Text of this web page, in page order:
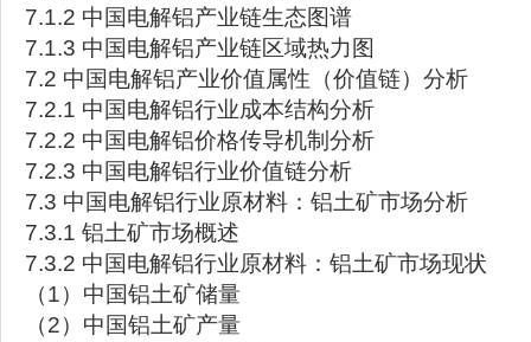
7.1.2 中国电解铝产业链生态图谱
7.1.3 中国电解铝产业链区域热力图
7.2 中国电解铝产业价值属性（价值链）分析
7.2.1 中国电解铝行业成本结构分析
7.2.2 中国电解铝价格传导机制分析
7.2.3 中国电解铝行业价值链分析
7.3 中国电解铝行业原材料：铝土矿市场分析
7.3.1 铝土矿市场概述
7.3.2 中国电解铝行业原材料：铝土矿市场现状
（1）中国铝土矿储量
（2）中国铝土矿产量